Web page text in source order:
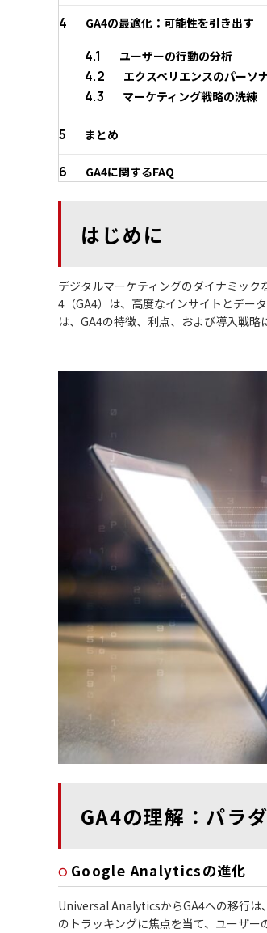
4 GA4の最適化：可能性を引き出す
4.1 ユーザーの行動の分析
4.2 エクスペリエンスのパーソ
4.3 マーケティング戦略の洗練
5 まとめ
6 GA4に関するFAQ
はじめに
デジタルマーケティングのダイナミッ
4（GA4）は、高度なインサイトとデー
は、GA4の特徴、利点、および導入戦
GA4の理解：パラ
Google Analyticsの進化
Universal AnalyticsからGA4への移行は
のトラッキングに焦点を当て、ユーザー